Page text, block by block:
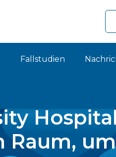
Fallstudien
Raum,